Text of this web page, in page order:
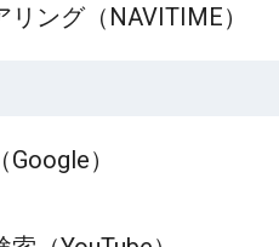
リング（NAVITIME）
）